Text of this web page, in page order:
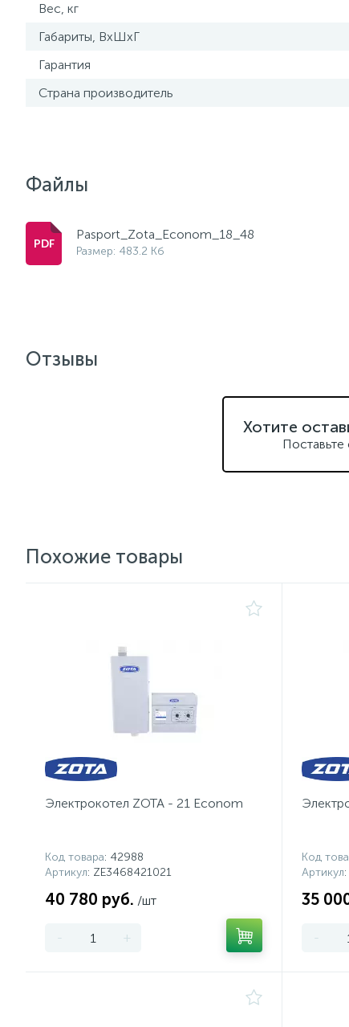
Вес, кг
Габариты, ВхШхГ
Гарантия
Страна производитель
Файлы
Pasport_Zota_Econom_18_48
Размер: 483.2 Кб
Отзывы
Хотите
Похожие товары
Электрокотел ZOTA - 21 Econom
Код товара: 42988
Артикул: ZE3468421021
40 780 руб. /шт
- +
Код
Артикул
35
-